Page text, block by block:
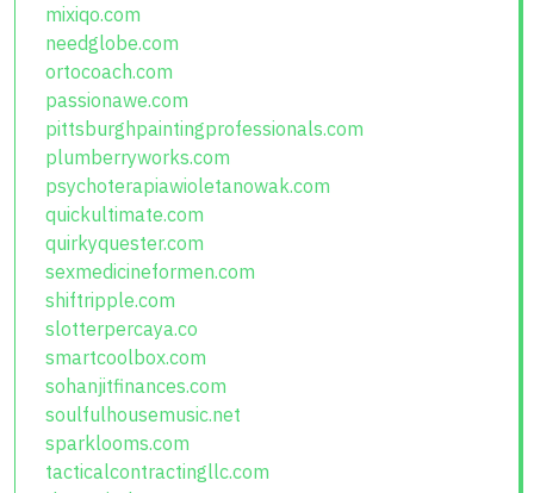
mixiqo.com
needglobe.com
ortocoach.com
passionawe.com
pittsburghpaintingprofessionals.com
plumberryworks.com
psychoterapiawioletanowak.com
quickultimate.com
quirkyquester.com
sexmedicineformen.com
shiftripple.com
slotterpercaya.co
smartcoolbox.com
sohanjitfinances.com
soulfulhousemusic.net
sparklooms.com
tacticalcontractingllc.com